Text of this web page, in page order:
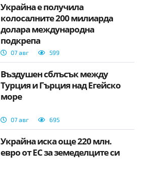
Украйна е получила
колосалните 200 милиарда
долара международна
подкрепа
07 авг 599
Въздушен сблъсък между
Турция и Гърция над Егейско
море
07 авг 695
Украйна иска още 220 млн.
евро от ЕС за земеделците си